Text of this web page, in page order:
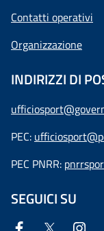
Contatti operativi
Organizzazione
INDIRIZZI DI
PEC:
PEC PNRR:
SEGUICI SU